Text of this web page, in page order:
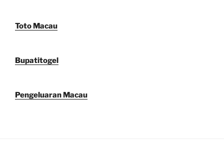
Toto Macau
Bupatitogel
Pengeluaran Macau